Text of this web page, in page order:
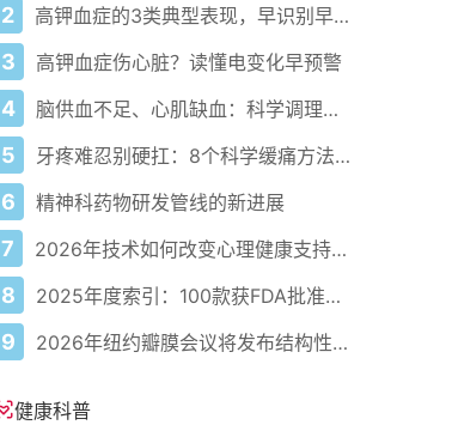
2 高钾血症的3类典型表现，早识别早干预
3 高钾血症伤心脏？读懂电变化早预警
4 脑供血不足、心肌缺血：科学调理全攻略
5 牙疼难忍别硬扛：8个科学缓痛方法收好
6 精神科药物研发管线的新进展
7 2026年技术如何改变心理健康支持的获取方式
8 2025年度索引：100款获FDA批准的AI驱动医疗设备
9 2026年纽约瓣膜会议将发布结构性心脏病最新研究成果
健康科普